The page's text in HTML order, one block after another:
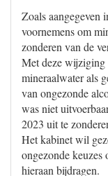
Zoals aangegeven
voornemens om
zonderen van de
Met deze wijziging
mineraalwater als
van ongezonde
was niet
2023 uit te
Het kabinet wil
ongezonde keuzes
hieraan bijdragen.